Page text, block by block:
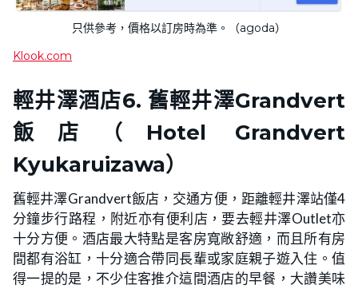
只供參考，價格以訂房時為準。（agoda）
Klook.com
輕井澤酒店6. 舊輕井澤Grandvert
飯店（Hotel Grandvert
Kyukaruizawa）
舊輕井澤Grandvert飯店，交通方便，距離輕井澤站僅4
分鐘步行路程，附近亦有便利店，要去輕井澤Outlet亦
十分方便。酒店最大特點是客房寬敞舒適，而且所有房
間都有浴缸，十分適合帶同長輩或家庭親子遊入住。值
得一提的是，不少住客推介這間酒店的早餐，大讚美味